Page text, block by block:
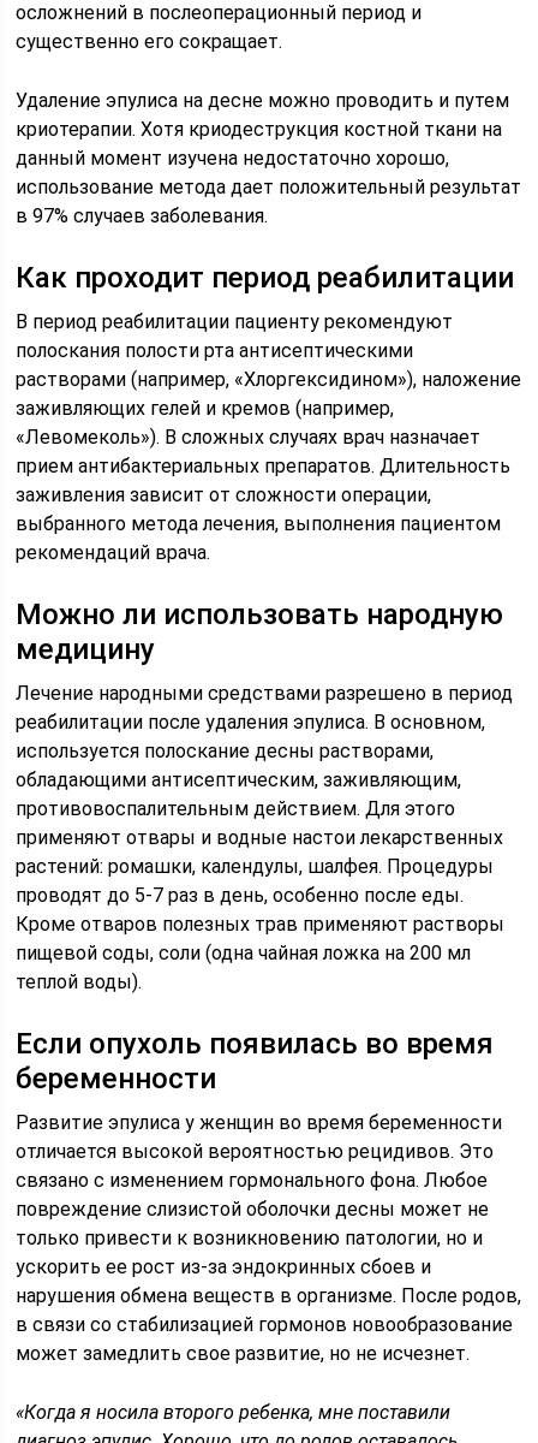
осложнений в послеоперационный период и
существенно его сокращает.
Удаление эпулиса на десне можно проводить и путем
криотерапии. Хотя криодеструкция костной ткани на
данный момент изучена недостаточно хорошо,
использование метода дает положительный результат
в 97% случаев заболевания.
Как проходит период реабилитации
В период реабилитации пациенту рекомендуют
полоскания полости рта антисептическими
растворами (например, «Хлоргексидином»), наложение
заживляющих гелей и кремов (например,
«Левомеколь»). В сложных случаях врач назначает
прием антибактериальных препаратов. Длительность
заживления зависит от сложности операции,
выбранного метода лечения, выполнения пациентом
рекомендаций врача.
Можно ли использовать народную
медицину
Лечение народными средствами разрешено в период
реабилитации после удаления эпулиса. В основном,
используется полоскание десны растворами,
обладающими антисептическим, заживляющим,
противовоспалительным действием. Для этого
применяют отвары и водные настои лекарственных
растений: ромашки, календулы, шалфея. Процедуры
проводят до 5-7 раз в день, особенно после еды.
Кроме отваров полезных трав применяют растворы
пищевой соды, соли (одна чайная ложка на 200 мл
теплой воды).
Если опухоль появилась во время
беременности
Развитие эпулиса у женщин во время беременности
отличается высокой вероятностью рецидивов. Это
связано с изменением гормонального фона. Любое
повреждение слизистой оболочки десны может не
только привести к возникновению патологии, но и
ускорить ее рост из-за эндокринных сбоев и
нарушения обмена веществ в организме. После родов,
в связи со стабилизацией гормонов новообразование
может замедлить свое развитие, но не исчезнет.
«Когда я носила второго ребенка, мне поставили